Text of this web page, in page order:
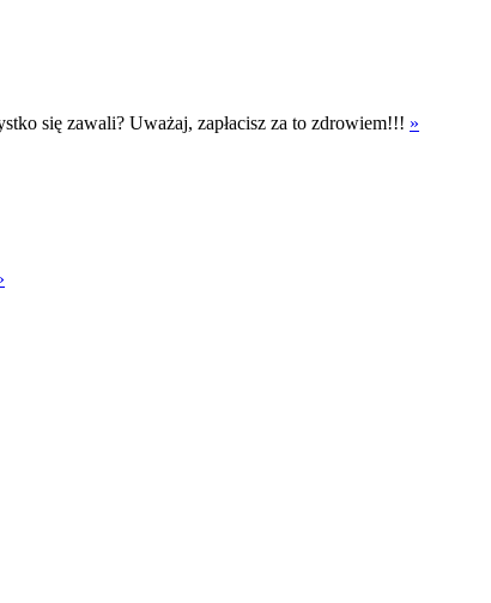
się zawali? Uważaj, zapłacisz za to zdrowiem!!! »